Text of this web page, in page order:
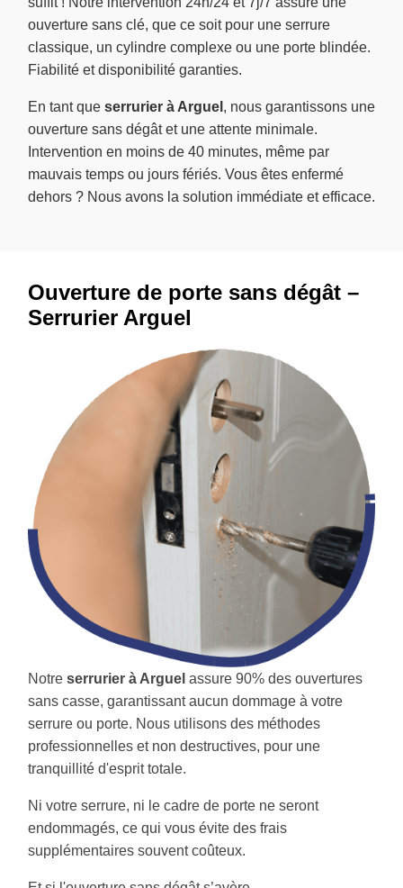
ouverture sans clé, que ce soit pour une serrure
classique, un cylindre complexe ou une porte blindée.
Fiabilité et disponibilité garanties.
En tant que serrurier à Arguel , nous garantissons une
ouverture sans dégât et une attente minimale.
Intervention en moins de 40 minutes, même par
mauvais temps ou jours fériés. Vous êtes enfermé
dehors ? Nous avons la solution immédiate et efficace.
Ouverture de porte sans dégât –
Serrurier Arguel
Notre serrurier à Arguel assure 90% des ouvertures
sans casse, garantissant aucun dommage à votre
serrure ou porte. Nous utilisons des méthodes
professionnelles et non destructives, pour une
tranquillité d'esprit totale.
Ni votre serrure, ni le cadre de porte ne seront
endommagés, ce qui vous évite des frais
supplémentaires souvent coûteux.